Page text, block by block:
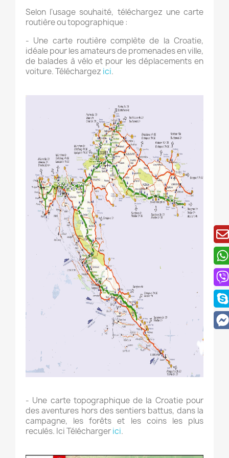
Selon l'usage souhaité, téléchargez une carte
routière ou topographique :
- Une carte routière complète de la Croatie,
idéale pour les amateurs de promenades en ville,
de balades à vélo et pour les déplacements en
voiture. Téléchargez ici.
- Une carte topographique de la Croatie pour
des aventures hors des sentiers battus, dans la
campagne, les forêts et les coins les plus
reculés. Ici Téléchargerici.